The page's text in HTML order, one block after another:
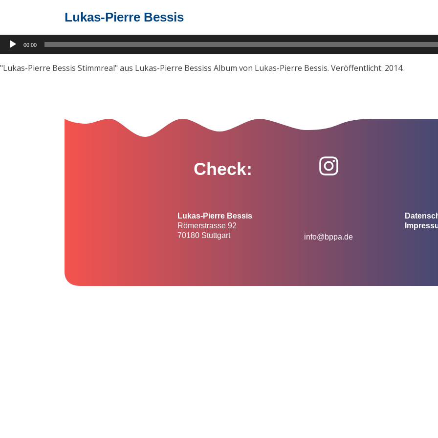
Lukas-Pierre Bessis
Audio-
Player
00:00
"Lukas-Pierre Bessis Stimmreal" aus Lukas-Pierre Bessiss Album von Lukas-Pierre Bessis. Veröffentlicht: 2014.
Check:
Lukas-Pierre Bessis
Römerstrasse 92
70180 Stuttgart
info@bppa.de